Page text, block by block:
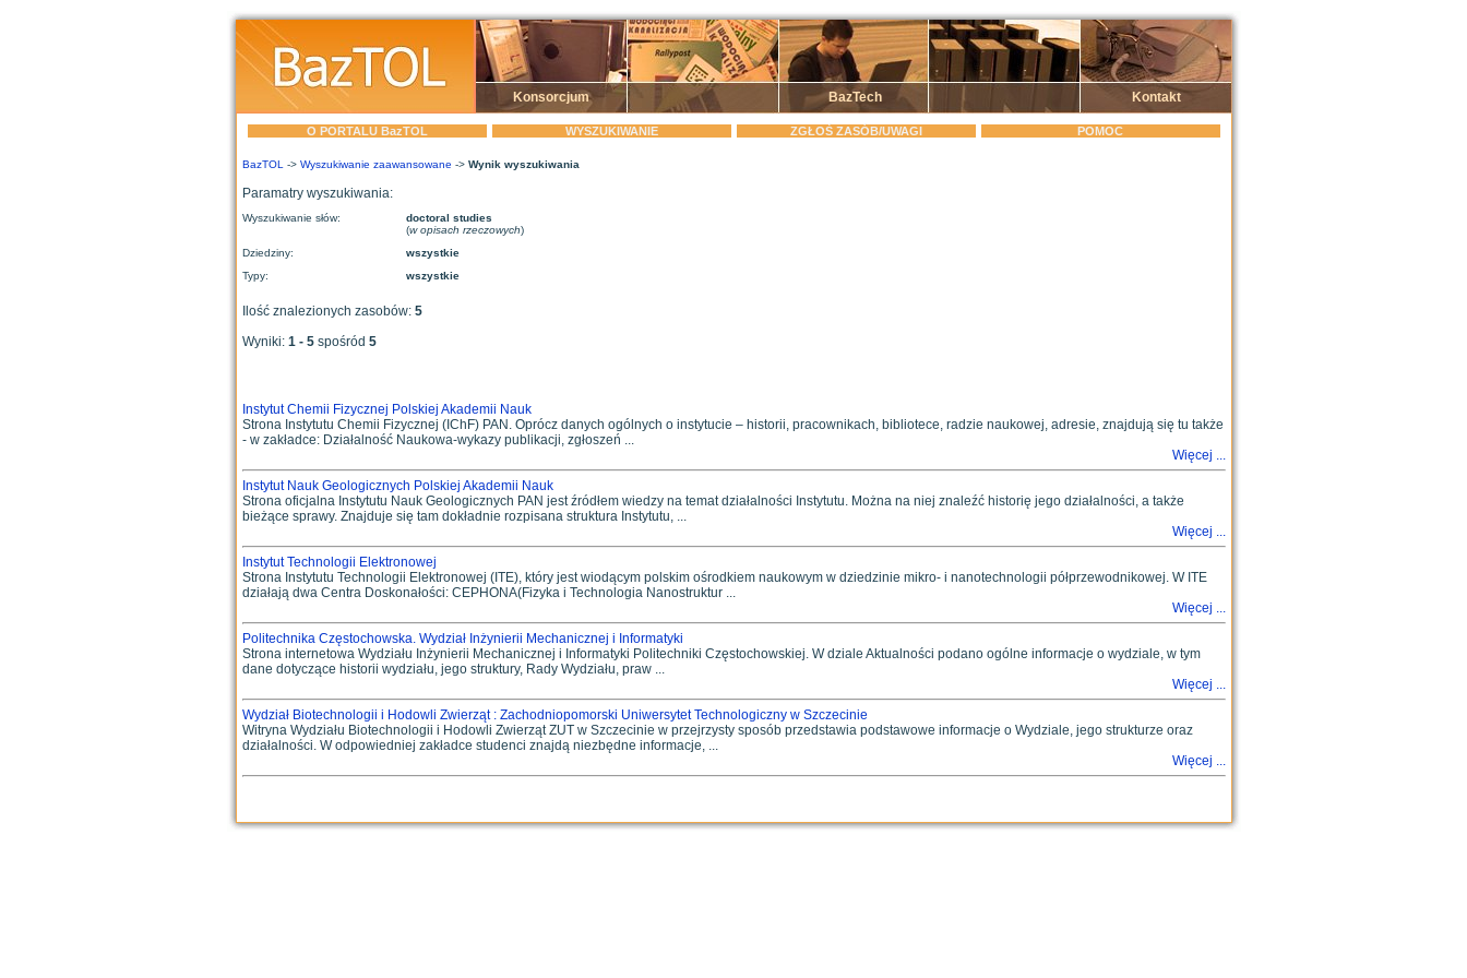
Konsorcjum BazTech Kontakt
O PORTALU BazTOL WYSZUKIWANIE ZGŁOŚ ZASÓB/UWAGI POMOC
BazTOL -> Wyszukiwanie zaawansowane -> Wynik wyszukiwania
Paramatry wyszukiwania:
Wyszukiwanie słów:
doctoral studies
(w opisach rzeczowych)
Dziedziny:
wszystkie
Typy:
wszystkie
Ilość znalezionych zasobów: 5
Wyniki: 1 - 5 spośród 5
Instytut Chemii Fizycznej Polskiej Akademii Nauk
Strona Instytutu Chemii Fizycznej (IChF) PAN. Oprócz danych ogólnych o instytucie – historii, pracownikach, bibliotece, radzie naukowej, adresie, znajdują się tu także
- w zakładce: Działalność Naukowa-wykazy publikacji, zgłoszeń ...
Więcej ...
Instytut Nauk Geologicznych Polskiej Akademii Nauk
Strona oficjalna Instytutu Nauk Geologicznych PAN jest źródłem wiedzy na temat działalności Instytutu. Można na niej znaleźć historię jego działalności, a także
bieżące sprawy. Znajduje się tam dokładnie rozpisana struktura Instytutu, ...
Więcej ...
Instytut Technologii Elektronowej
Strona Instytutu Technologii Elektronowej (ITE), który jest wiodącym polskim ośrodkiem naukowym w dziedzinie mikro- i nanotechnologii półprzewodnikowej. W ITE
działają dwa Centra Doskonałości: CEPHONA(Fizyka i Technologia Nanostruktur ...
Więcej ...
Politechnika Częstochowska. Wydział Inżynierii Mechanicznej i Informatyki
Strona internetowa Wydziału Inżynierii Mechanicznej i Informatyki Politechniki Częstochowskiej. W dziale Aktualności podano ogólne informacje o wydziale, w tym
dane dotyczące historii wydziału, jego struktury, Rady Wydziału, praw ...
Więcej ...
Wydział Biotechnologii i Hodowli Zwierząt : Zachodniopomorski Uniwersytet Technologiczny w Szczecinie
Witryna Wydziału Biotechnologii i Hodowli Zwierząt ZUT w Szczecinie w przejrzysty sposób przedstawia podstawowe informacje o Wydziale, jego strukturze oraz
działalności. W odpowiedniej zakładce studenci znajdą niezbędne informacje, ...
Więcej ...